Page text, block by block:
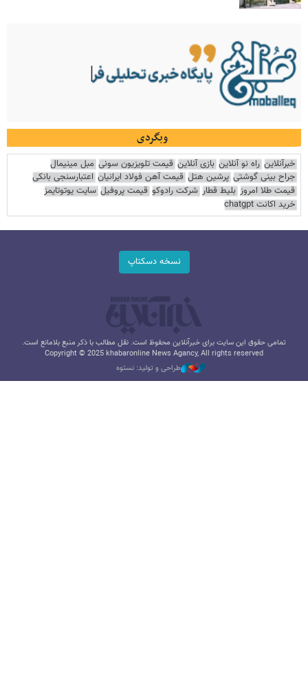
وبگردی
خبرآنلاین راه نو آنلاین بازی آنلاین قیمت تلویزیون سونی مبل مینیمال
جراح بینی گوشتی پرشین هتل قیمت آهن فولاد ایرانیان اعتبارسنجی بانکی
قیمت طلا امروز بلیط قطار شرکت رادوکو قیمت پروفیل سایت یوتوتایمز
خرید اکانت chatgpt
نسخه دسکتاپ
تمامی حقوق این سایت برای خبرآنلاین محفوظ است. نقل مطالب با ذکر منبع بلامانع است.
Copyright © 2025 khabaronline News Agancy, All rights reserved
طراحی و تولید: نستوه